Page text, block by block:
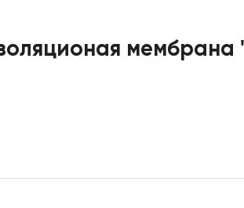
мембрана